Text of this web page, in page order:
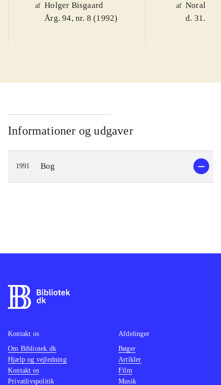
af Holger Bisgaard
Årg. 94, nr. 8 (1992)
af Noralv
d. 31.
Informationer og udgaver
1991 Bog
Kontakt os
Om Bibliotek.dk
Hjælp og vejledning
Kontakt os
Privatlivspolitik
Afdelinger
Bøger
Artikler
Film
Musik